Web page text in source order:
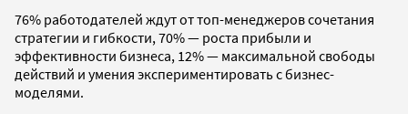
76% работодателей ждут от топ-менеджеров сочетания
стратегии и гибкости, 70% — роста прибыли и
эффективности бизнеса, 12% — максимальной свободы
действий и умения экспериментировать с бизнес-
моделями.